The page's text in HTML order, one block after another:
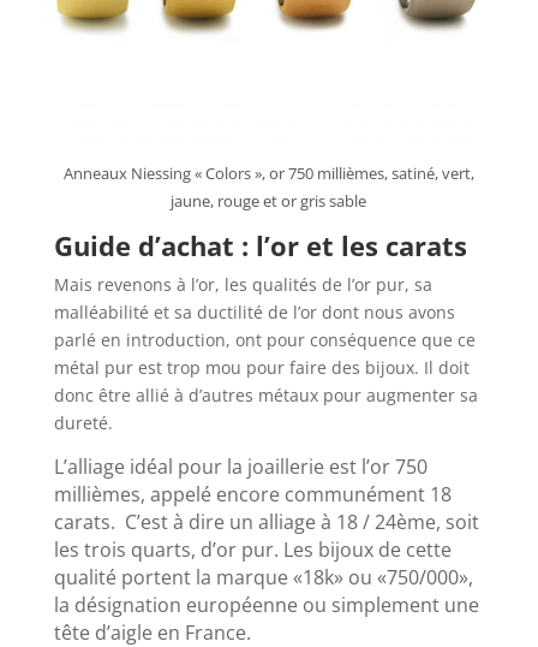
Anneaux Niessing « Colors », or 750 millièmes, satiné, vert,
jaune, rouge et or gris sable
Guide d’achat : l’or et les carats
Mais revenons à l’or, les qualités de l’or pur, sa
malléabilité et sa ductilité de l’or dont nous avons
parlé en introduction, ont pour conséquence que ce
métal pur est trop mou pour faire des bijoux. Il doit
donc être allié à d’autres métaux pour augmenter sa
dureté.
L’alliage idéal pour la joaillerie est l’or 750
millièmes, appelé encore communément 18
carats. C’est à dire un alliage à 18 / 24ème, soit
les trois quarts, d’or pur. Les bijoux de cette
qualité portent la marque «18k» ou «750/000»,
la désignation européenne ou simplement une
tête d’aigle en France.